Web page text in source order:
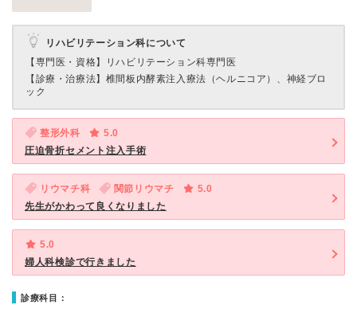
リハビリテーション科について
【専門医・資格】
リハビリテーション科専門医
【診療・治療法】 椎間板内酵素注入療法（ヘルニコア）、神経ブロ
ック
整形外科
5.0
圧迫骨折セメント注入手術
リウマチ科 関節リウマチ
5.0
先生がかわって良くなりました
5.0
婦人科検診で行きました
診療科目：